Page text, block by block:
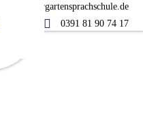
info@kindergartensprachschule.de
0391 81 90 74 17